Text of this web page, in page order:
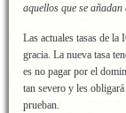
aquellos que se
Las actuales tasas de
gracia. La nueva tasa
es no pagar por el
tan severo y les
prueban.